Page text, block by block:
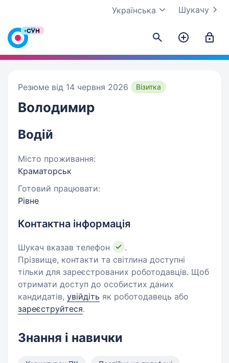
Шукачу
Українська
Резюме від 14 червня 2026 Візитка
Володимир
Водій
Місто проживання:
Краматорськ
Готовий працювати:
Рівне
Контактна інформація
Шукач вказав телефон
.
Прізвище, контакти та світлина доступні
тільки для зареєстрованих роботодавців. Щоб
отримати доступ до особистих даних
кандидатів, увійдіть як роботодавець або
зареєструйтеся.
Знання і навички